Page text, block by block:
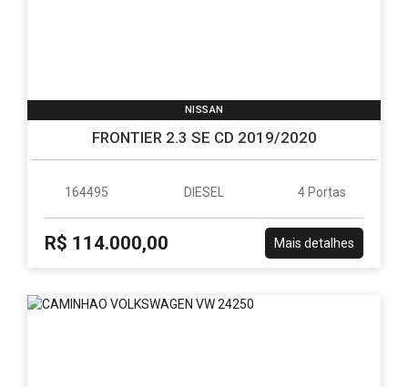
NISSAN
FRONTIER 2.3 SE CD 2019/2020
164495 DIESEL 4 Portas
R$ 114.000,00 Mais detalhes